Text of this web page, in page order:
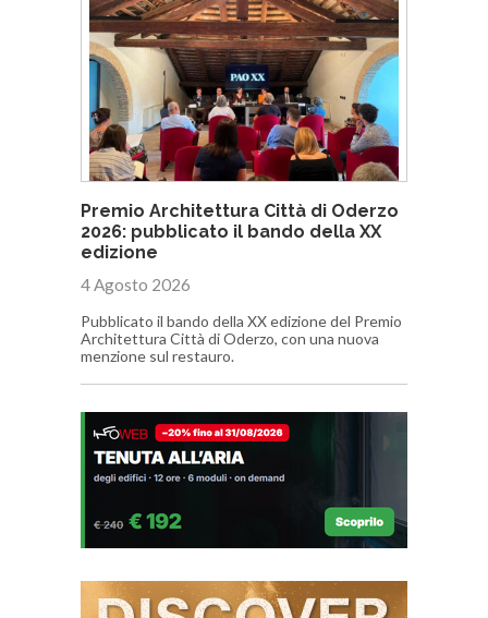
Premio Architettura Città di Oderzo
2026: pubblicato il bando della XX
edizione
4 Agosto 2026
Pubblicato il bando della XX edizione del Premio
Architettura Città di Oderzo, con una nuova
menzione sul restauro.